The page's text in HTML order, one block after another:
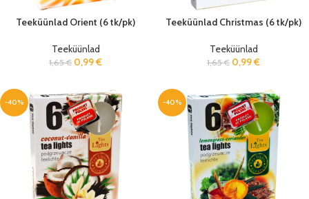
Teeküünlad Orient (6 tk/pk)
Teeküünlad
1,65€ 0,99€
Teeküünlad Christmas (6 tk/pk)
Teeküünlad
1,65€ 0,99€
-40% -40%